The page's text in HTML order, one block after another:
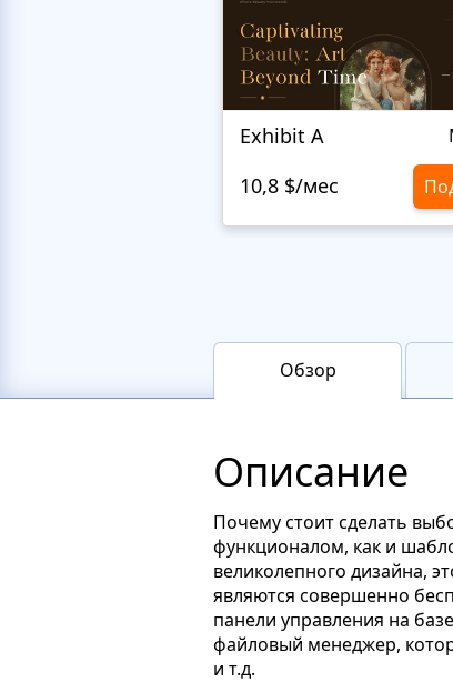
Exhibit A
10,8 $/мес
Обзор
Описание
Почему стоит сделать
функционалом, как и
великолепного дизайна,
являются совершенно
панели управления на
файловый менеджер,
и т.д.